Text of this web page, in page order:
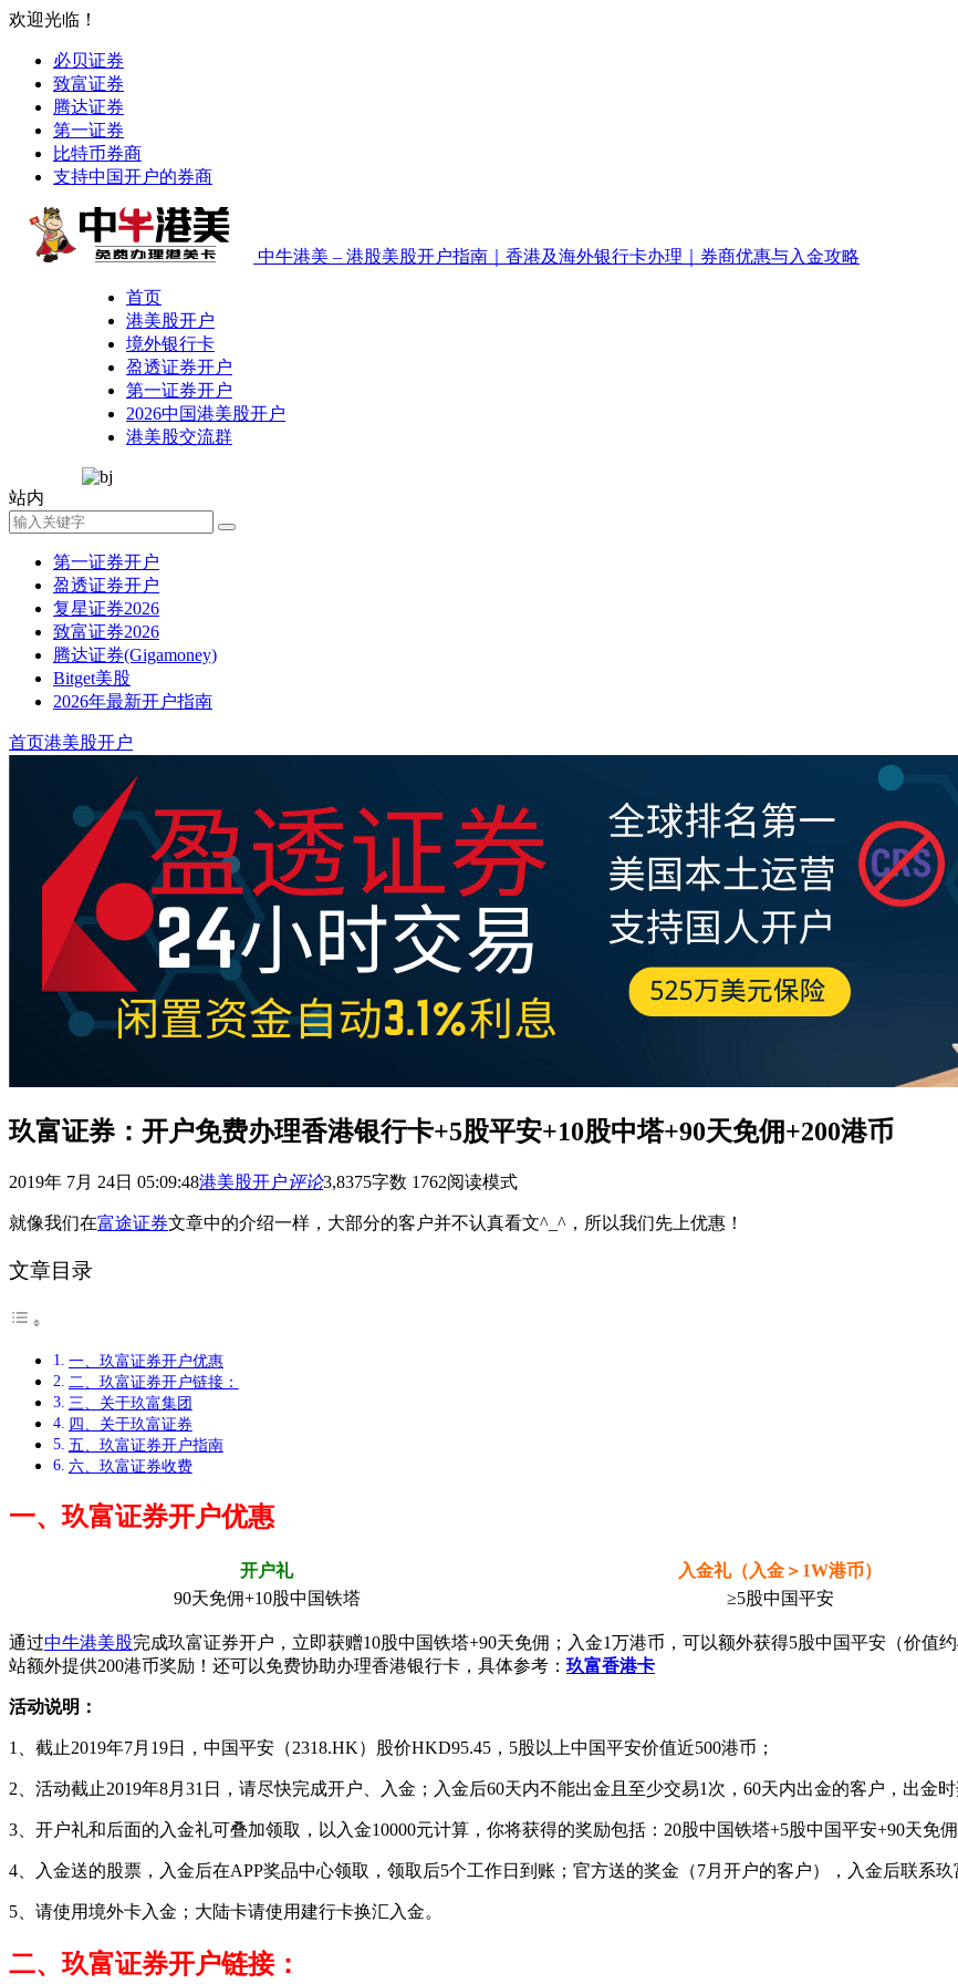
欢迎光临！
必贝证券
致富证券
腾达证券
第一证券
比特币券商
支持中国开户的券商
中牛港美 – 港股美股开户指南｜香港及海外银行卡办理｜券商优惠与入金攻略
首页
港美股开户
境外银行卡
盈透证券开户
第一证券开户
2026中国港美股开户
港美股交流群
站内
第一证券开户
盈透证券开户
复星证券2026
致富证券2026
腾达证券(Gigamoney)
Bitget美股
2026年最新开户指南
首页港美股开户
玖富证券：开户免费办理香港银行卡+5股平安+10股中塔+90天免佣+200港币
2019年 7月 24日 05:09:48港美股开户评论3,8375字数 1762阅读模式
就像我们在富途证券文章中的介绍一样，大部分的客户并不认真看文^_^，所以我们先上优惠！
文章目录
一、玖富证券开户优惠
二、玖富证券开户链接：
三、关于玖富集团
四、关于玖富证券
五、玖富证券开户指南
六、玖富证券收费
一、玖富证券开户优惠
开户礼 入金礼（入金＞1W港币）
90天免佣+10股中国铁塔
≥5股中国平安
通过中牛港美股完成玖富证券开户，立即获赠10股中国铁塔+90天免佣；入金1万港币，可以额外获得5股中国平安（价值
站额外提供200港币奖励！还可以免费协助办理香港银行卡，具体参考： 玖富香港卡
活动说明：
1、截止2019年7月19日，中国平安（2318.HK）股价HKD95.45，5股以上中国平安价值近500港币；
2、活动截止2019年8月31日，请尽快完成开户、入金；入金后60天内不能出金且至少交易1次，60天内出金的客户，出金时
3、开户礼和后面的入金礼可叠加领取，以入金10000元计算，你将获得的奖励包括：20股中国铁塔+5股中国平安+90天免佣
4、入金送的股票，入金后在APP奖品中心领取，领取后5个工作日到账；官方送的奖金（7月开户的客户），入金后联系
5、请使用境外卡入金；大陆卡请使用建行卡换汇入金。
二、玖富证券开户链接：